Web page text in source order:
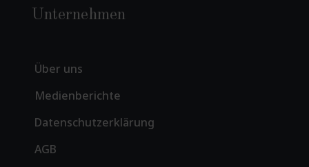
Unternehmen
Über uns
Medienberichte
Datenschutzerklärung
AGB